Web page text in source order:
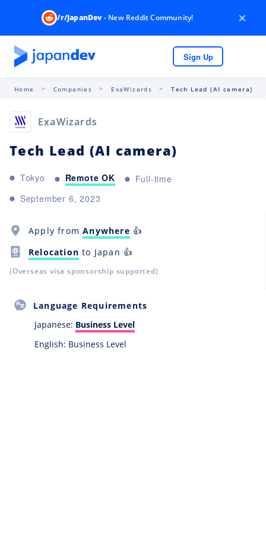
/r/JapanDev- New Reddit Community! ×
Sign Up
Home Companies ExaWizards Tech Lead (AI camera)
ExaWizards
Tech Lead (AI camera)
Tokyo Remote OK
Full-time
September 6, 2023
Apply fromAnywhere 👍
Relocation to Japan 👍
(Overseas visa sponsorship supported)
Language Requirements
Japanese: Business Level
English: Business Level